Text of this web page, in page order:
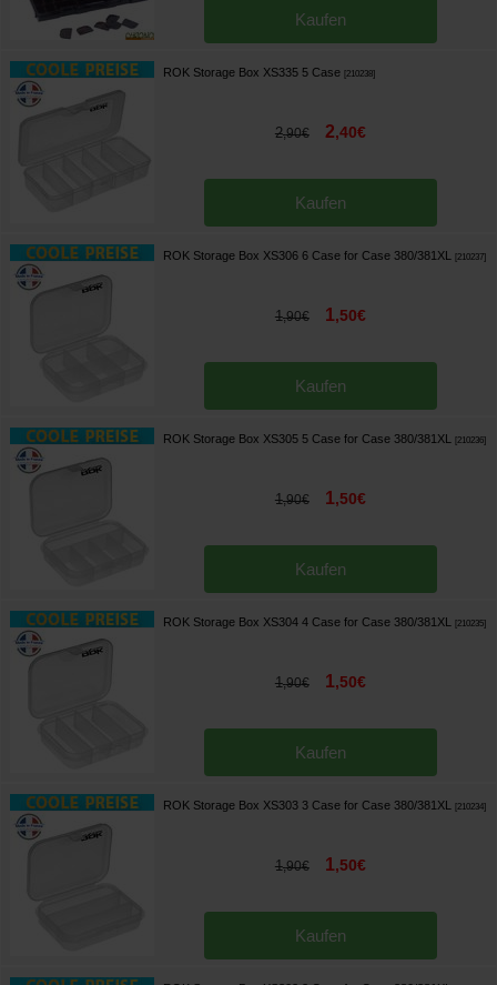
Kaufen
ROK Storage Box XS335 5 Case [210238]
2,90€ 2,40€
Kaufen
ROK Storage Box XS306 6 Case for Case 380/381XL [210237]
1,90€ 1,50€
Kaufen
ROK Storage Box XS305 5 Case for Case 380/381XL [210236]
1,90€ 1,50€
Kaufen
ROK Storage Box XS304 4 Case for Case 380/381XL [210235]
1,90€ 1,50€
Kaufen
ROK Storage Box XS303 3 Case for Case 380/381XL [210234]
1,90€ 1,50€
Kaufen